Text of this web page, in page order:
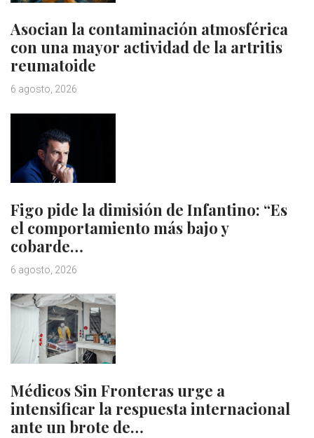
Asocian la contaminación atmosférica
con una mayor actividad de la artritis
reumatoide
6 agosto, 2026
Figo pide la dimisión de Infantino: “Es
el comportamiento más bajo y
cobarde…
6 agosto, 2026
Médicos Sin Fronteras urge a
intensificar la respuesta internacional
ante un brote de…